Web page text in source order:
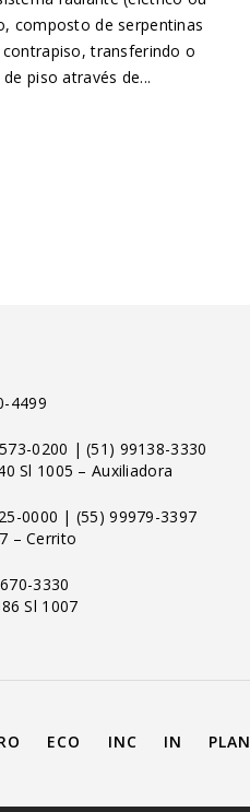
composto de serpentinas
transferindo o
piso através de...
4499
0200 |(51) 99138-3330
Sl 1005 – Auxiliadora
0000 | (55) 99979-3397
– Cerrito
3330
Sl 1007
ECO INC IN PLAN